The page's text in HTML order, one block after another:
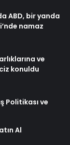
ABD, bir yanda
namaz
ve
konuldu
Politikası ve
Al